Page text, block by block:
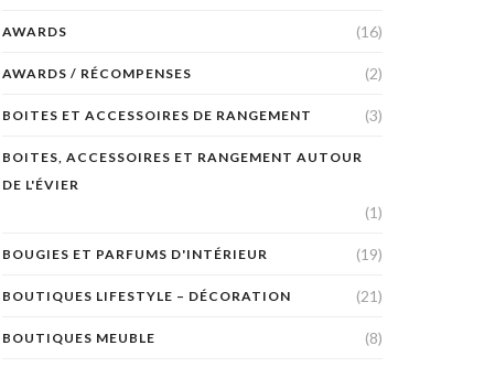
AWARDS (16)
AWARDS / RÉCOMPENSES (2)
BOITES ET ACCESSOIRES DE RANGEMENT (3)
BOITES, ACCESSOIRES ET RANGEMENT AUTOUR
DE L'ÉVIER
(1)
BOUGIES ET PARFUMS D'INTÉRIEUR (19)
BOUTIQUES LIFESTYLE – DÉCORATION (21)
BOUTIQUES MEUBLE (8)